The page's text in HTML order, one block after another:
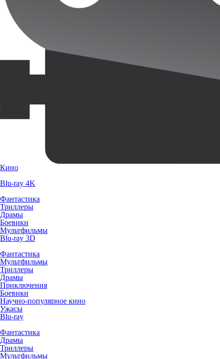
Кино
Blu-ray 4K
Фантастика
Триллеры
Драмы
Боевики
Мультфильмы
Blu-ray 3D
Фантастика
Мультфильмы
Триллеры
Драмы
Приключения
Боевики
Научно-популярное кино
Ужасы
Blu-ray
Фантастика
Драмы
Триллеры
Мультфильмы